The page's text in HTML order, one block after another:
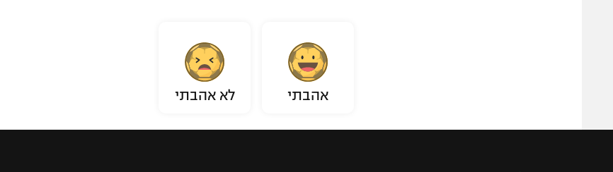
אהבתי לא אהבתי